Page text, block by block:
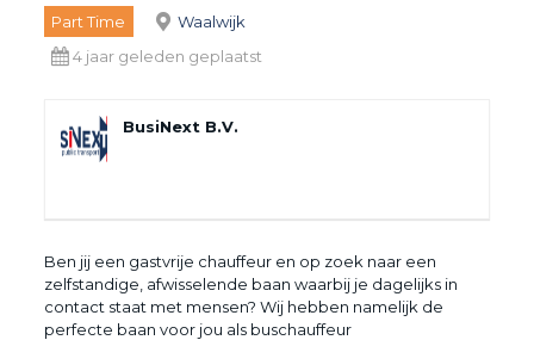
Part Time
Waalwijk
4 jaar geleden geplaatst
BusiNext B.V.
Ben jij een gastvrije chauffeur en op zoek naar een
zelfstandige, afwisselende baan waarbij je dagelijks in
contact staat met mensen? Wij hebben namelijk de
perfecte baan voor jou als buschauffeur